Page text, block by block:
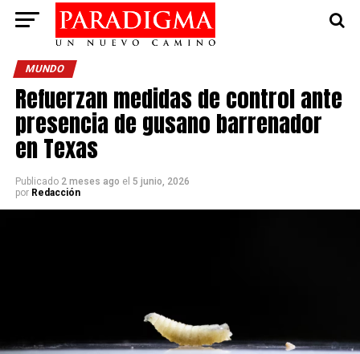
MUNDO
Refuerzan medidas de control ante
presencia de gusano barrenador
en Texas
Publicado 2 meses ago el 5 junio, 2026
por Redacción